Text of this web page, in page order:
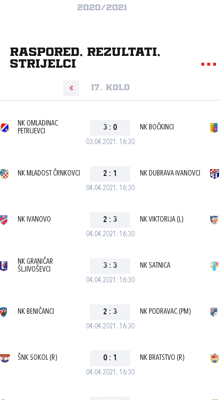
2020/2021
Raspored, rezultati,
strijelci
17. kolo
03.04.2021. 16:30
NK OMLADINAC
PETRIJEVCI
3 : 0 NK BOČKINCI
04.04.2021. 16:30
NK MLADOST ČRNKOVCI 2 : 1 NK DUBRAVA IVANOVCI
04.04.2021. 16:30
NK IVANOVO 2 : 3 NK VIKTORIJA (L)
04.04.2021. 16:30
NK GRANIČAR
ŠLJIVOŠEVCI
3 : 3 NK SATNICA
04.04.2021. 16:30
NK BENIČANCI 2 : 3 NK PODRAVAC (PM)
04.04.2021. 16:30
ŠNK SOKOL (R) 0 : 1 NK BRATSTVO (R)